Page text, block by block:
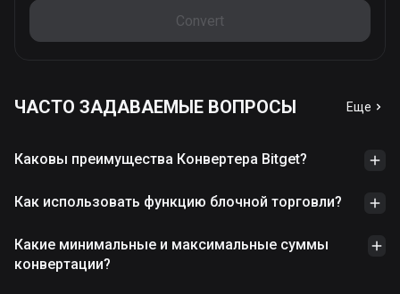
Convert
ЧАСТО ЗАДАВАЕМЫЕ ВОПРОСЫ Еще
Каковы преимущества Конвертера Bitget?
Как использовать функцию блочной торговли?
Какие минимальные и максимальные суммы
конвертации?